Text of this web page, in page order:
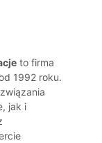
to firma
1992 roku.
jak i